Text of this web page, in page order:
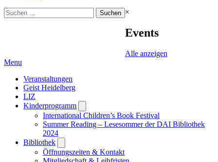
Suchen
nach:
×
Events
Alle anzeigen
Menu
Veranstaltungen
Geist Heidelberg
LIZ
Kinderprogramm
submenu
International Children’s Book Festival
Summer Reading – Lesesommer der DAI Bibliothek
2024
Bibliothek
submenu
Öffnungszeiten & Kontakt